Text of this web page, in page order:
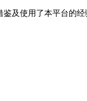
及使用了本平台的